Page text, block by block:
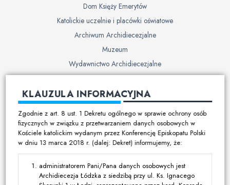
Dom Księży Emerytów
Katolickie uczelnie i placówki oświatowe
Archiwum Archidiecezjalne
Muzeum
Wydawnictwo Archidiecezjalne
Cmentarze
Duszpasterstwo
Program duszpasterski
Kalendarz pracy duszpasterskiej
Duszpasterstwo specjalistyczne
Ruchy i stowarzyszenia
KLAUZULA INFORMACYJNA
Zgodnie z art. 8 ust. 1 Dekretu ogólnego w sprawie ochrony osób
fizycznych w związku z przetwarzaniem danych osobowych w
Kościele katolickim wydanym przez Konferencję Episkopatu Polski
w dniu 13 marca 2018 r. (dalej: Dekret) informujemy, że:
administratorem Pani/Pana danych osobowych jest
Archidiecezja Łódzka z siedzibą przy ul. Ks. Ignacego